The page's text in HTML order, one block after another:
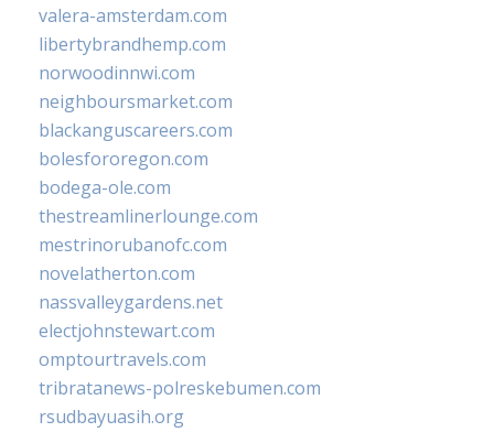
valera-amsterdam.com
libertybrandhemp.com
norwoodinnwi.com
neighboursmarket.com
blackanguscareers.com
bolesfororegon.com
bodega-ole.com
thestreamlinerlounge.com
mestrinorubanofc.com
novelatherton.com
nassvalleygardens.net
electjohnstewart.com
omptourtravels.com
tribratanews-polreskebumen.com
rsudbayuasih.org